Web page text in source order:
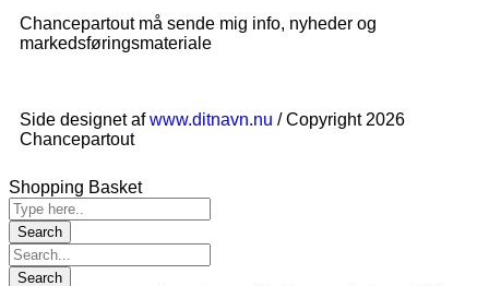
Chancepartout må sende mig info, nyheder og
markedsføringsmateriale
Side designet afwww.ditnavn.nu / Copyright 2026
Chancepartout
Shopping Basket